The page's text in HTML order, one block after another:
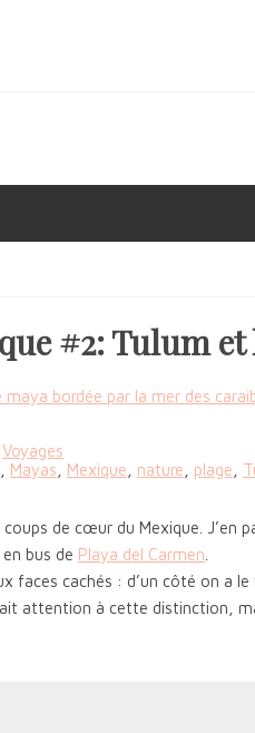
#2: Tulum et
Voyages
Mayas Mexique nature plage
de cœur du Mexique. J’en
bus de Playa del Carmen
faces cachés : d’un côté on a
attention à cette distinction,